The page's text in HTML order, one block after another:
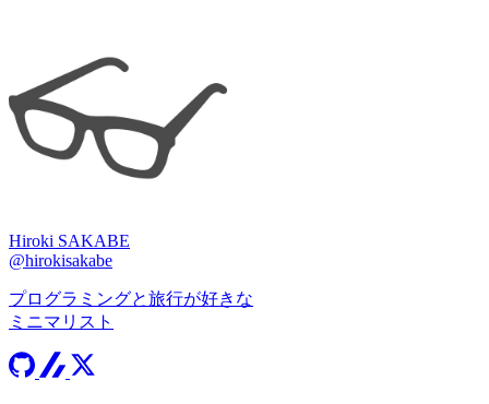
Hiroki SAKABE
@hirokisakabe
プログラミングと旅行が好きな
ミニマリスト